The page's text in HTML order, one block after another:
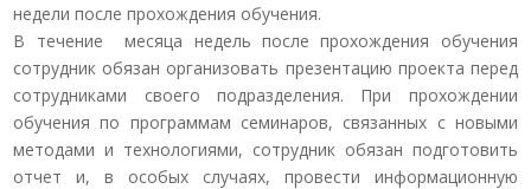
недели после прохождения обучения.
В течение месяца недель после прохождения обучения
сотрудник обязан организовать презентацию проекта перед
сотрудниками своего подразделения. При прохождении
обучения по программам семинаров, связанных с новыми
методами и технологиями, сотрудник обязан подготовить
отчет и, в особых случаях, провести информационную